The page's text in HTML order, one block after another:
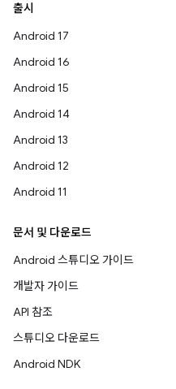
출시
Android 17
Android 16
Android 15
Android 14
Android 13
Android 12
Android 11
문서 및 다운로드
Android 스튜디오 가이드
개발자 가이드
API 참조
스튜디오 다운로드
Android NDK